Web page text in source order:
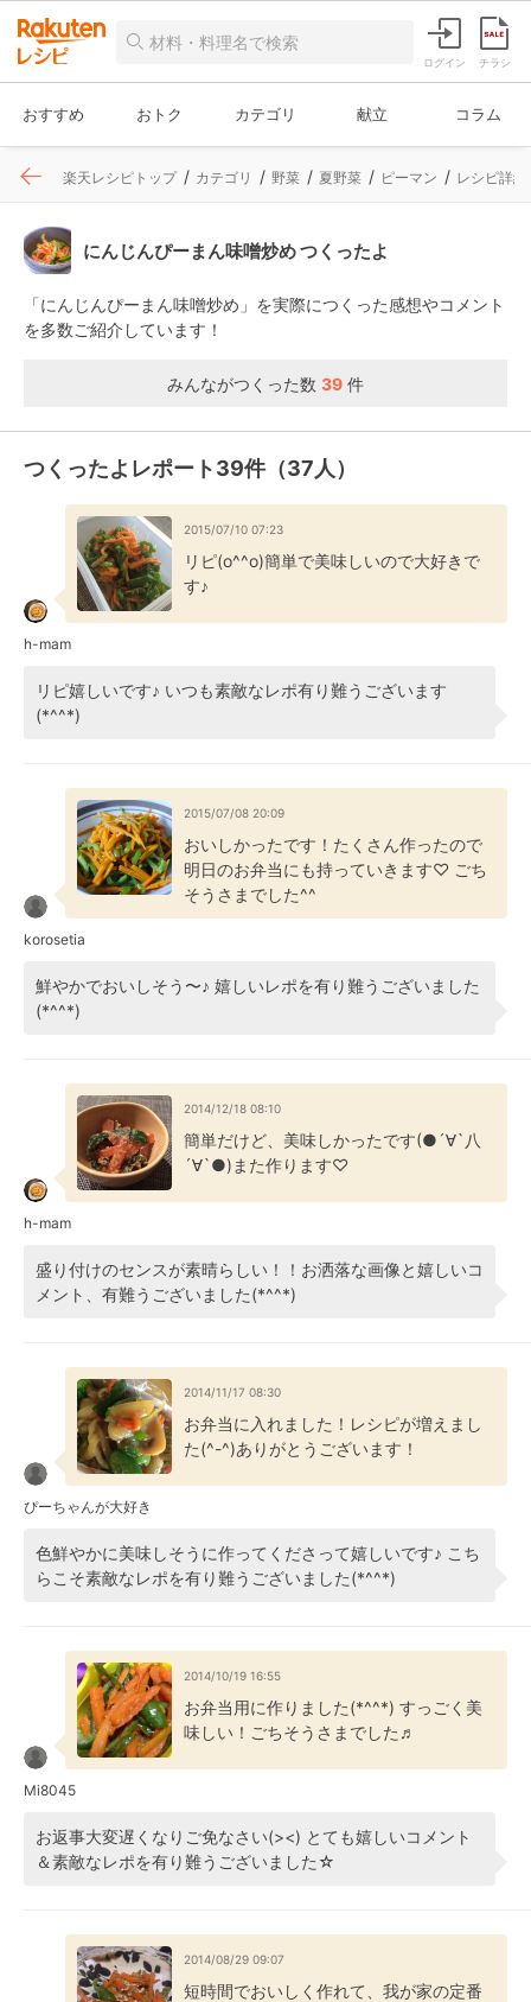
ログイン チラシ
おすすめ おトク カテゴリ 献立 コラム
楽天レシピトップ カテゴリ 野菜 夏野菜 ピーマン レシピ詳細
にんじんぴーまん味噌炒め つくったよ
「にんじんぴーまん味噌炒め」を実際につくった感想やコメント
を多数ご紹介しています！
みんながつくった数 39 件
つくったよレポート39件（37人）
2015/07/10 07:23
リピ(o^^o)簡単で美味しいので大好きで
す♪
h-mam
リピ嬉しいです♪ いつも素敵なレポ有り難うございます
(*^^*)
2015/07/08 20:09
おいしかったです！たくさん作ったので
明日のお弁当にも持っていきます♡ ごち
そうさまでした^^
korosetia
鮮やかでおいしそう〜♪ 嬉しいレポを有り難うございました
(*^^*)
2014/12/18 08:10
簡単だけど、美味しかったです(●´∀`八
´∀`●)また作ります♡
h-mam
盛り付けのセンスが素晴らしい！！お洒落な画像と嬉しいコ
メント、有難うございました(*^^*)
2014/11/17 08:30
お弁当に入れました！レシピが増えまし
た(^-^)ありがとうございます！
ぴーちゃんが大好き
色鮮やかに美味しそうに作ってくださって嬉しいです♪ こち
らこそ素敵なレポを有り難うございました(*^^*)
2014/10/19 16:55
お弁当用に作りました(*^^*) すっごく美
味しい！ごちそうさまでした♬
Mi8045
お返事大変遅くなりご免なさい(><) とても嬉しいコメント
＆素敵なレポを有り難うございました☆
2014/08/29 09:07
短時間でおいしく作れて、我が家の定番